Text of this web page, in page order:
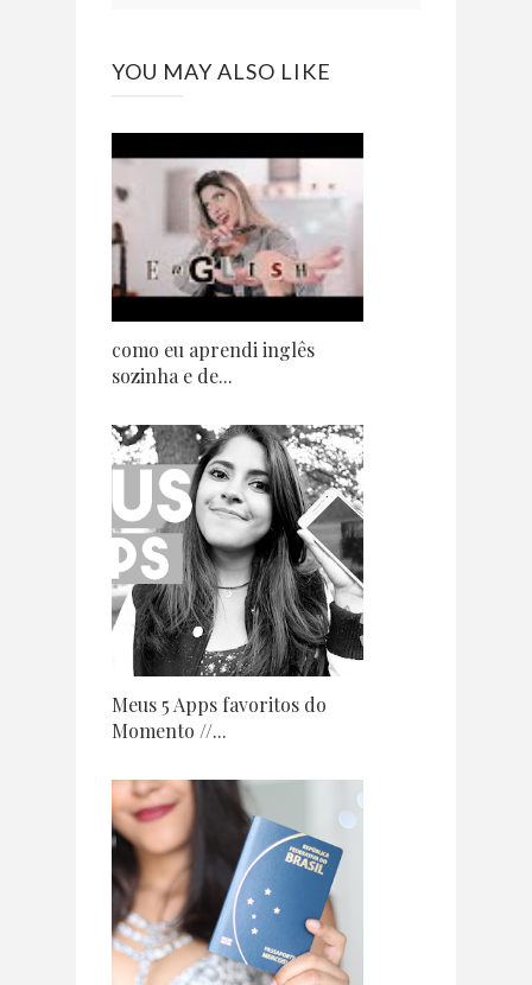
YOU MAY ALSO LIKE
como eu aprendi inglês
sozinha e de...
Meus 5 Apps favoritos do
Momento //...